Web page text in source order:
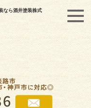
なら酒井塗装株式